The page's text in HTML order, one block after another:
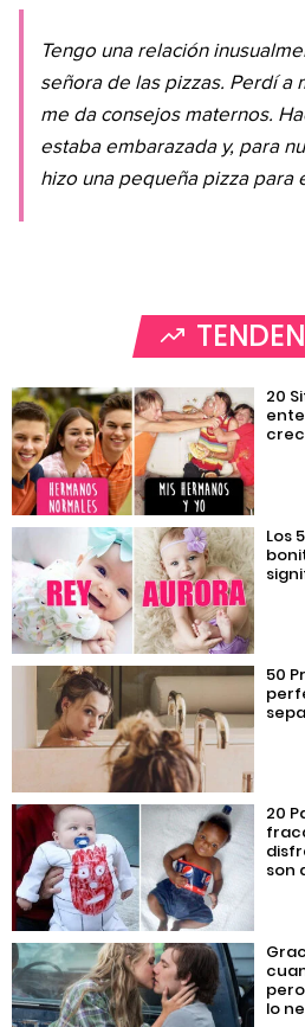
Tengo una relación
señora de las pizzas. Perdí a
me da consejos maternos.
estaba embarazada y, para
hizo una pequeña pizza para
20
Los
50
20
son
lo